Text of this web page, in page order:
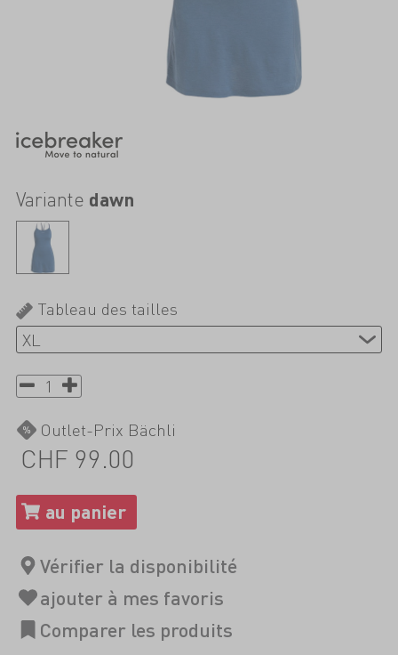
Variante dawn
Tableau des tailles
Outlet-Prix Bächli
CHF 99.00